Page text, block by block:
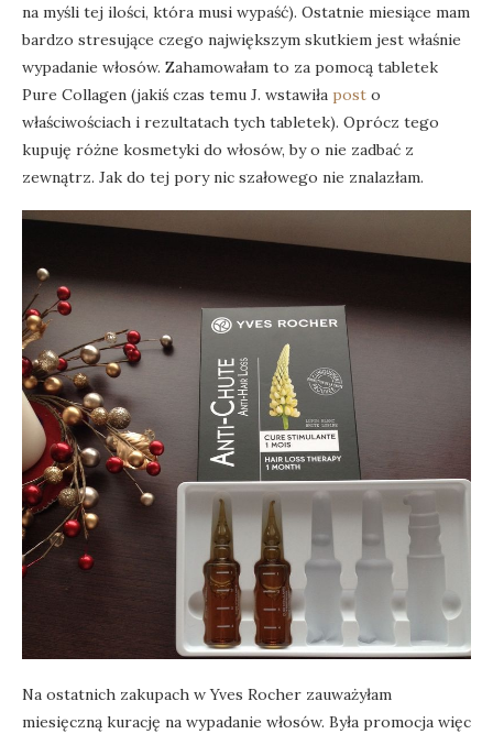
na myśli tej ilości, która musi wypaść). Ostatnie miesiące mam
bardzo stresujące czego największym skutkiem jest właśnie
wypadanie włosów. Zahamowałam to za pomocą tabletek
Pure Collagen (jakiś czas temu J. wstawiła post o
właściwościach i rezultatach tych tabletek). Oprócz tego
kupuję różne kosmetyki do włosów, by o nie zadbać z
zewnątrz. Jak do tej pory nic szałowego nie znalazłam.
Na ostatnich zakupach w Yves Rocher zauważyłam
miesięczną kurację na wypadanie włosów. Była promocja więc